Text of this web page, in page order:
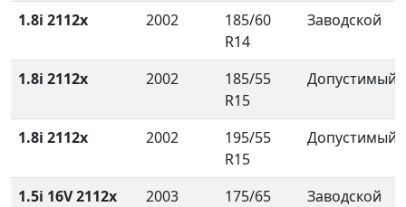
1.8i 2112x 2002
185/60
R14
Заводской
1.8i 2112x 2002
185/55
R15
Допустимый
1.8i 2112x 2002
195/55
R15
Допустимый
1.5i 16V 2112x 2003
175/65
Заводской